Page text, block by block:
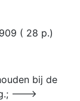
( 28 p.)
bij de
--->